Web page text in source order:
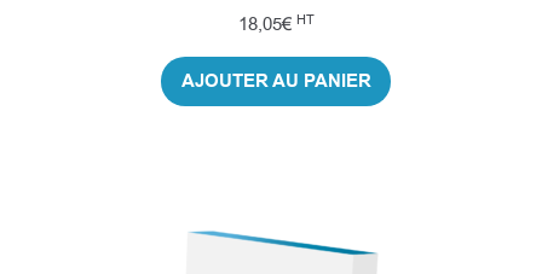
18,05€ HT
AJOUTER AU PANIER